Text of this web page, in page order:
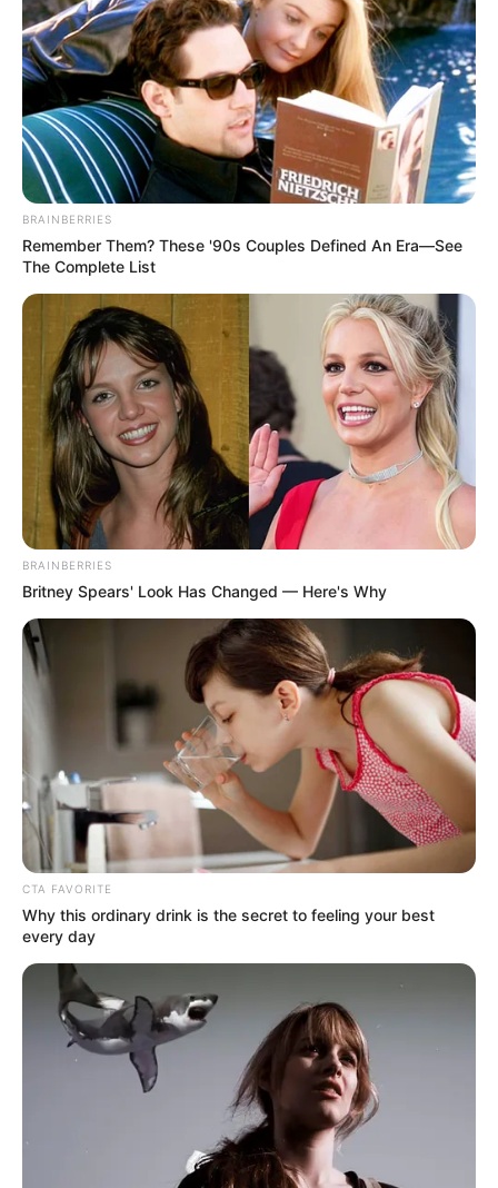
BRAINBERRIES
Remember Them? These '90s Couples Defined An Era—See
The Complete List
BRAINBERRIES
Britney Spears' Look Has Changed — Here's Why
CTA FAVORITE
Why this ordinary drink is the secret to feeling your best
every day